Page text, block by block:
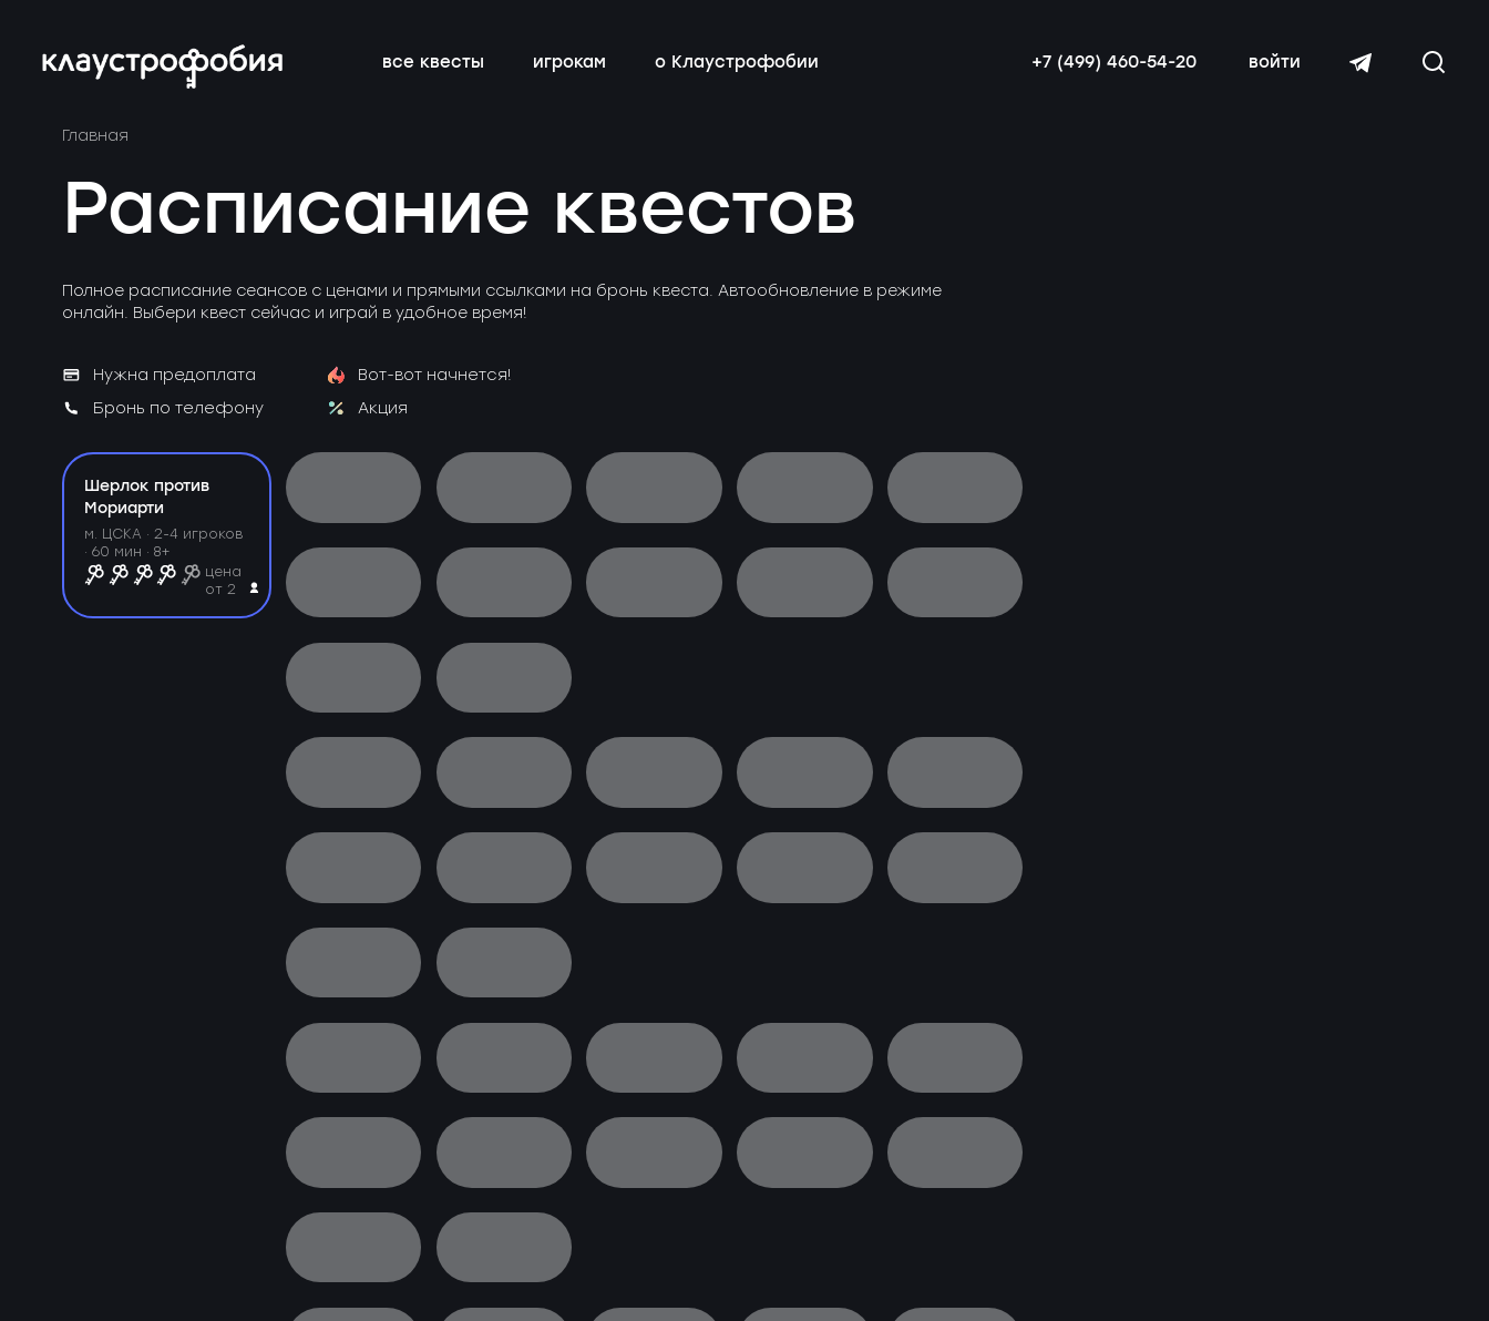
все квесты
веселые аттракционы эротические
страшные без актёров с актёрами
игрокам
магазин новичкам о квестах тимбилдинг
подарочные
сертификаты
корпоративы
о Клаустрофобии
блог вакансии контакты
+7 (499) 460-54-20 войти
Главная
Расписание квестов
Полное расписание сеансов с ценами и прямыми ссылками на бронь квеста. Автообновление в режиме
онлайн. Выбери квест сейчас и играй в удобное время!
Нужна предоплата
Вот-вот начнется!
Бронь по телефону
Акция
Шерлок против
Мориарти
м. ЦСКА ·2-4 игроков
· 60 мин · 8+
цена
от 2